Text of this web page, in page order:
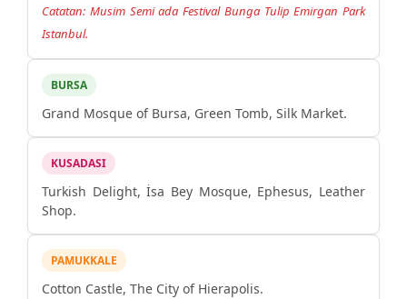
Catatan: Musim Semi ada Festival Bunga Tulip Emirgan Park
Istanbul.
BURSA
Grand Mosque of Bursa, Green Tomb, Silk Market.
KUSADASI
Turkish Delight, İsa Bey Mosque, Ephesus, Leather
Shop.
PAMUKKALE
Cotton Castle, The City of Hierapolis.